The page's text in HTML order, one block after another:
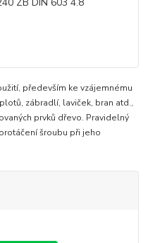
především ke vzájemnému
zábradlí, laviček, bran atd.,
prvků dřevo. Pravidelný
šroubu při jeho